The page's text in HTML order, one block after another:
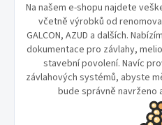
Na našem e-shopu najdete
včetně výrobků od
GALCON, AZUD a dalších.
dokumentace pro závlahy,
stavební povolení. Navíc
závlahových systémů, abyste
bude správně navrženo